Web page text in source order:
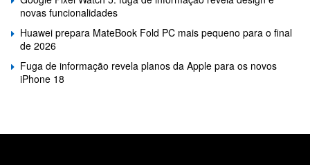
novas funcionalidades
Huawei prepara MateBook Fold PC mais pequeno para o final
de 2026
Fuga de informação revela planos da Apple para os novos
iPhone 18